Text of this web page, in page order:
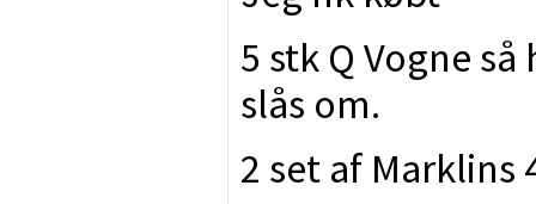
5 stk Q Vogne
slås om.
2 set af Marklins